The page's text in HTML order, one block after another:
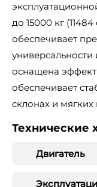
до 15000 кг
обеспечивает
оснащена
обеспечивает
склонах и мягких
Технические
Двигатель